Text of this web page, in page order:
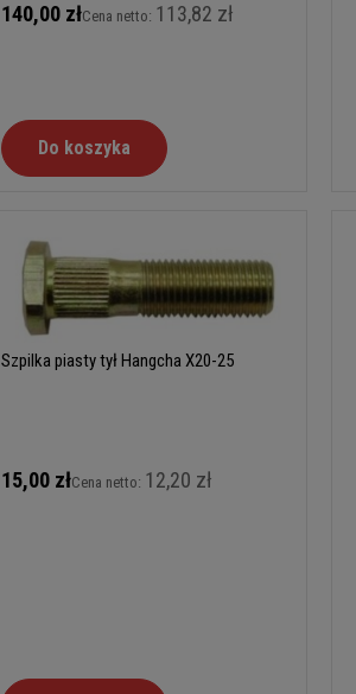
140,00 złCena netto: 113,82 zł
Do koszyka
Szpilka piasty tył Hangcha X20-25
15,00 złCena netto: 12,20 zł